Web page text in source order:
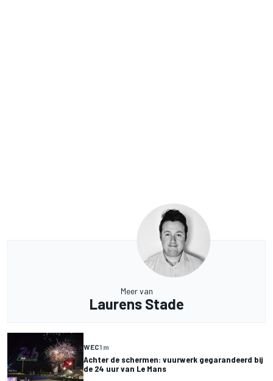
Meer van
Laurens Stade
WEC1 m
Achter de schermen: vuurwerk gegarandeerd bij
de 24 uur van Le Mans